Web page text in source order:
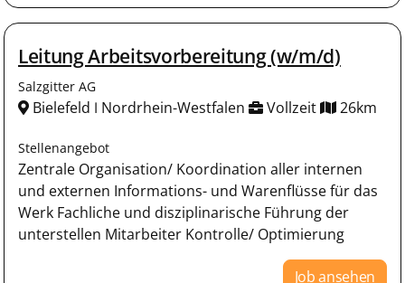
Leitung Arbeitsvorbereitung (w/m/d)
Salzgitter AG
Bielefeld ǀ Nordrhein-Westfalen Vollzeit 26km
Stellenangebot
Zentrale Organisation/ Koordination aller internen
und externen Informations- und Warenflüsse für das
Werk Fachliche und disziplinarische Führung der
unterstellen Mitarbeiter Kontrolle/ Optimierung
Job ansehen